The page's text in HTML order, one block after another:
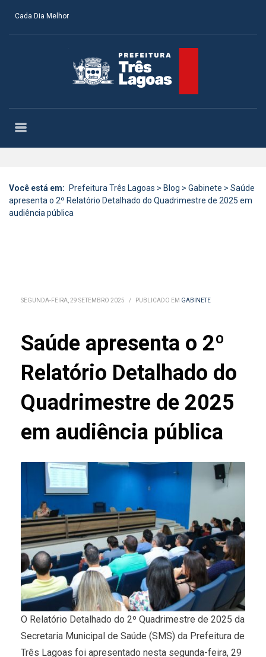
Cada Dia Melhor
Você está em: Prefeitura Três Lagoas > Blog > Gabinete > Saúde
apresenta o 2º Relatório Detalhado do Quadrimestre de 2025 em
audiência pública
SEGUNDA-FEIRA, 29 SETEMBRO 2025 / PUBLICADO EM GABINETE
Saúde apresenta o 2º
Relatório Detalhado do
Quadrimestre de 2025
em audiência pública
O Relatório Detalhado do 2º Quadrimestre de 2025 da
Secretaria Municipal de Saúde (SMS) da Prefeitura de
Três Lagoas foi apresentado nesta segunda-feira, 29